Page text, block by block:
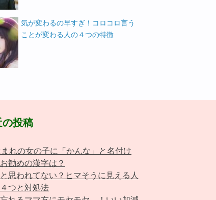
気が変わるの早すぎ！コロコロ言う
ことが変わる人の４つの特徴
の投稿
れの女の子に「かんな」と名付け
勧めの漢字は？
思われてない？ヒマそうに見える人
つと対処法